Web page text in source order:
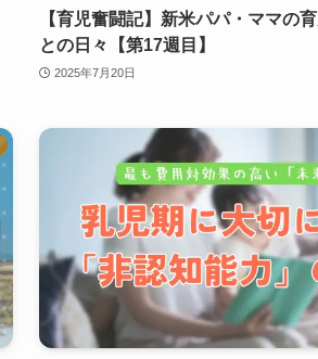
【育児奮闘記】新米パパ・ママの
との日々【第17週目】
2025年7月20日